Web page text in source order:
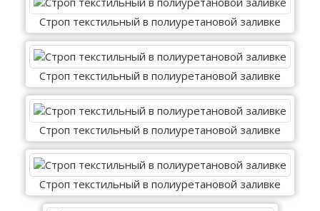
Строп текстильный в полиуретановой заливке
Строп текстильный в полиуретановой заливке
Строп текстильный в полиуретановой заливке
Строп текстильный в полиуретановой заливке